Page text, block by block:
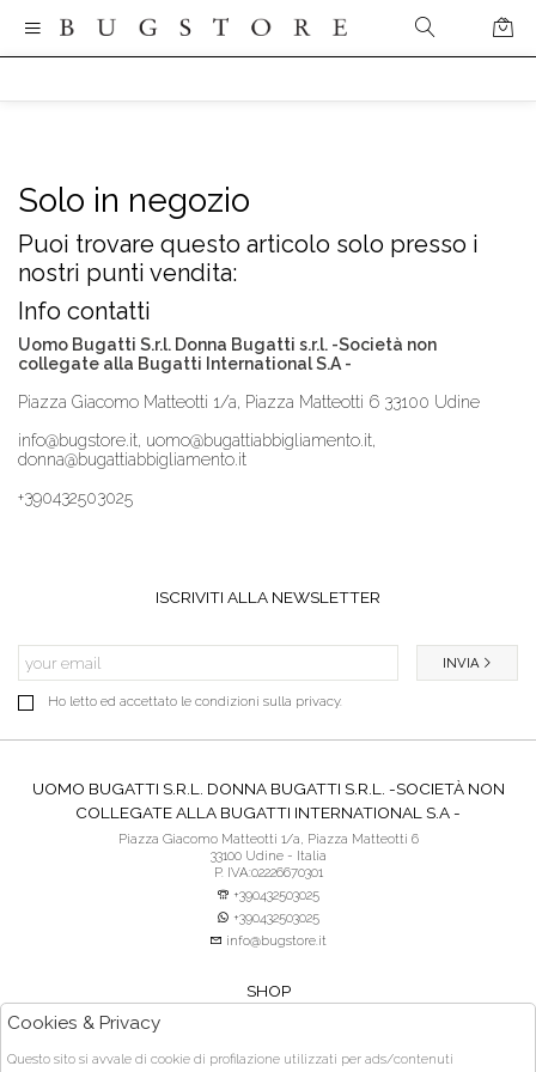
Solo in negozio
Puoi trovare questo articolo solo presso i
nostri punti vendita:
Info contatti
Uomo Bugatti S.r.l. Donna Bugatti s.r.l. -Società non
collegate alla Bugatti International S.A -
Piazza Giacomo Matteotti 1/a, Piazza Matteotti 6 33100 Udine
info@bugstore.it, uomo@bugattiabbigliamento.it,
donna@bugattiabbigliamento.it
+390432503025
ISCRIVITI ALLA NEWSLETTER
Ho letto ed accettato le condizioni sulla privacy.
INVIA
UOMO BUGATTI S.R.L. DONNA BUGATTI S.R.L. -SOCIETÀ NON
COLLEGATE ALLA BUGATTI INTERNATIONAL S.A -
Piazza Giacomo Matteotti 1/a, Piazza Matteotti 6
33100 Udine - Italia
P. IVA:02226670301
+390432503025
+390432503025
info@bugstore.it
SHOP
ACQUISTO SICURO
Cookies & Privacy
Questo sito si avvale di cookie di profilazione utilizzati per ads/contenuti